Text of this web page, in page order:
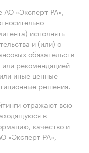
АО «Эксперт РА»,
исполнять
и (или) о
обязательств
или рекомендацией
иные ценные
решения.
отражают всю
в
качество и
«Эксперт РА»,